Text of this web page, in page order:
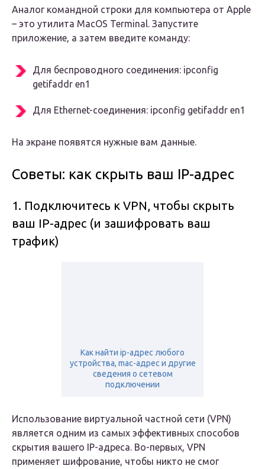
Аналог командной строки для компьютера от Apple
– это утилита MacOS Terminal. Запустите
приложение, а затем введите команду:
Для беспроводного соединения: ipconfig
getifaddr en1
Для Ethernet-соединения: ipconfig getifaddr en1
На экране появятся нужные вам данные.
Советы: как скрыть ваш IP-адрес
1. Подключитесь к VPN, чтобы скрыть
ваш IP-адрес (и зашифровать ваш
трафик)
Как найти ip-адрес любого
устройства, mac-адрес и другие
сведения о сетевом
подключении
Использование виртуальной частной сети (VPN)
является одним из самых эффективных способов
скрытия вашего IP-адреса. Во-первых, VPN
применяет шифрование, чтобы никто не смог